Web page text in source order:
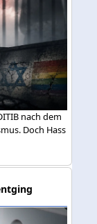
nach dem
Doch Hass